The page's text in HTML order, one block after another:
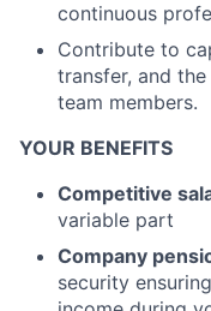
continuous
Contribute to
transfer, and
team members.
YOUR BENEFITS
Competitive
variable part
Company
security